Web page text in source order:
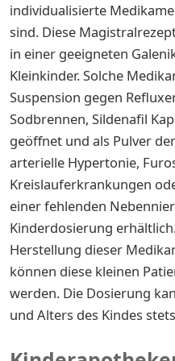
individualisierte
sind. Diese
in einer geeigneten
Kleinkinder. Solche
Suspension gegen
Sodbrennen, Sildenafil
geöffnet und als Pulver
arterielle Hypertonie,
Kreislauferkrankungen
einer fehlenden
Kinderdosierung
Herstellung dieser
können diese kleinen
werden. Die Dosierung
und Alters des Kindes